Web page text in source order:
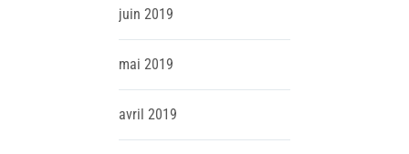
juin 2019
mai 2019
avril 2019